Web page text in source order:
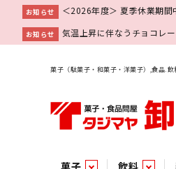
お知らせ ＜2026年度＞ 夏季休業期間
お知らせ 気温上昇に伴なうチョコレ
菓子（駄菓子・和菓子・洋菓子）,食品.
菓子 飲料